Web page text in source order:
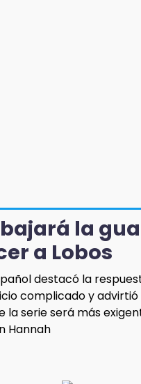
bajará la
a Lobos
destacó la
complicado y advirtió
la serie será más
Hannah